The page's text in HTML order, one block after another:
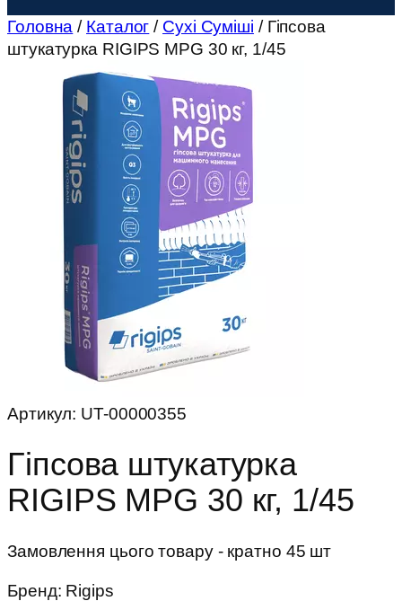
Головна / Каталог / Сухі Суміші / Гіпсова
штукатурка RIGIPS MPG 30 кг, 1/45
Артикул: UT-00000355
Гіпсова штукатурка
RIGIPS MPG 30 кг, 1/45
Замовлення цього товару - кратно 45 шт
Бренд: Rigips